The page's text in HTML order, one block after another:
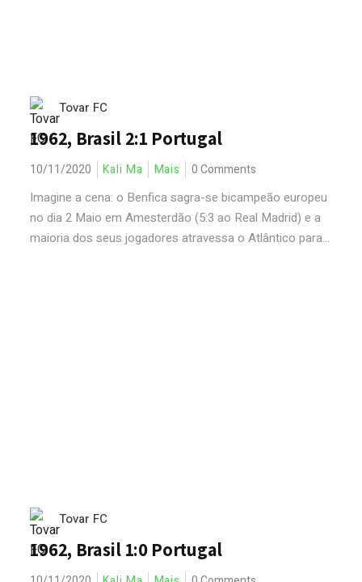
Tovar FC
1962, Brasil 2:1 Portugal
10/11/2020 Kali Ma Mais 0 Comments
Imagine a cena: o Benfica sagra-se bicampeão europeu
no dia 2 Maio em Amesterdão (5:3 ao Real Madrid) e a
maioria dos seus jogadores atravessa o Atlântico para...
Tovar FC
1962, Brasil 1:0 Portugal